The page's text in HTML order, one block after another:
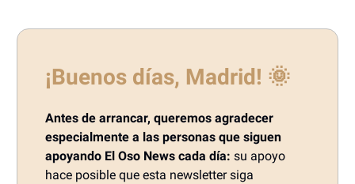
¡Buenos días, Madrid! 🌞
Antes de arrancar, queremos agradecer
especialmente a las personas que siguen
apoyando El Oso News cada día: su apoyo
hace posible que esta newsletter siga